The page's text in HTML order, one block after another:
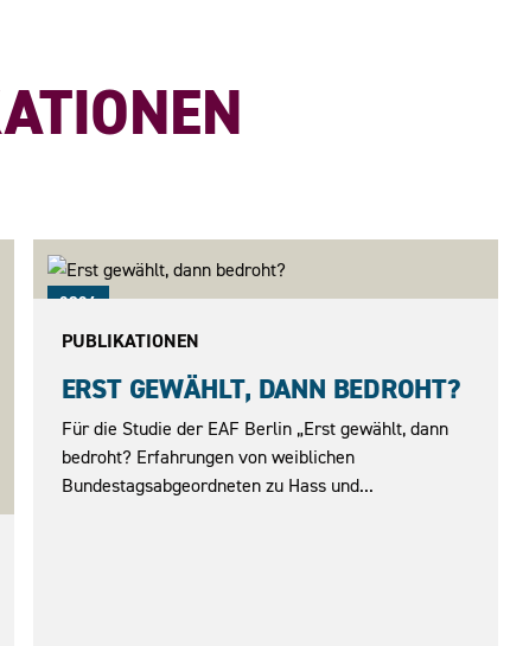
2026
PUBLIKATIONEN
ERST GEWÄHLT, DANN BEDROHT?
Für die Studie der EAF Berlin „Erst gewählt, dann
bedroht? Erfahrungen von weiblichen
Bundestagsabgeordneten zu Hass und...